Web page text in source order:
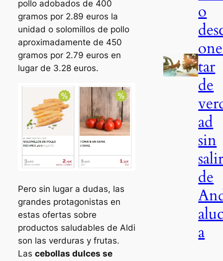
pollo adobados de 400
gramos por 2.89 euros la
unidad o solomillos de pollo
aproximadamente de 450
gramos por 2.79 euros en
lugar de 3.28 euros.
Pero sin lugar a dudas, las
grandes protagonistas en
estas ofertas sobre
productos saludables de Aldi
son las verduras y frutas.
Las cebollas dulces se
o
tar
de
ad
sin
de
a